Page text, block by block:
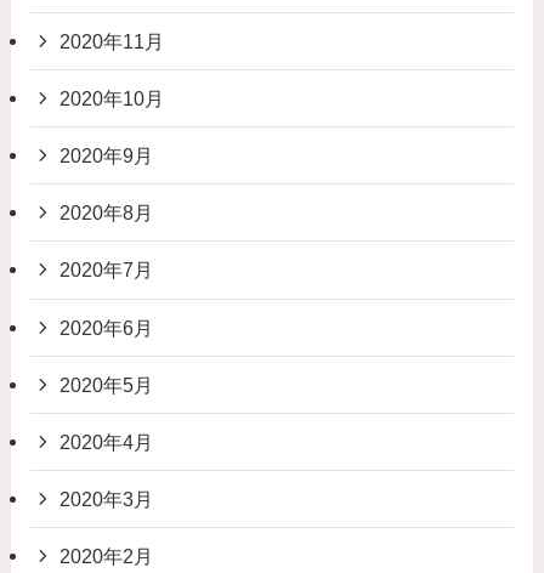
2020年11月
2020年10月
2020年9月
2020年8月
2020年7月
2020年6月
2020年5月
2020年4月
2020年3月
2020年2月